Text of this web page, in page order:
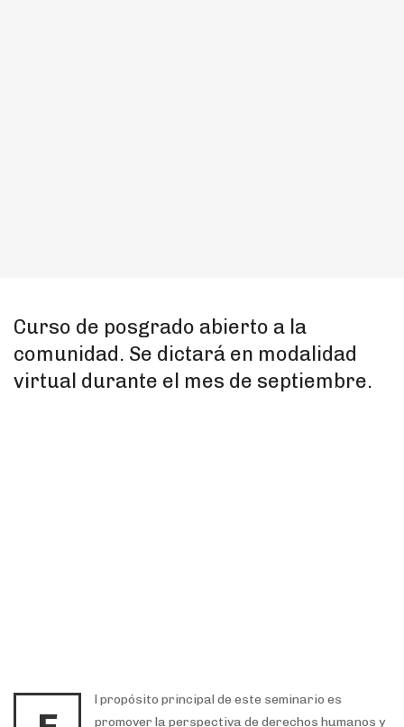
Curso de posgrado abierto a la
comunidad. Se dictará en modalidad
virtual durante el mes de septiembre.
l propósito principal de este seminario es
promover la perspectiva de derechos humanos y